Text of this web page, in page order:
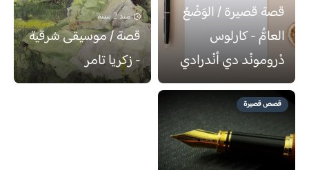
قصة قصيرة / الوَضْعُ
العامُّ - كارلوس
دْرومونْد دي أنْدرادي
منذ 2 سنة
قصة / موسيقى شرقية
- زكريا تامر
قصص قصيرة